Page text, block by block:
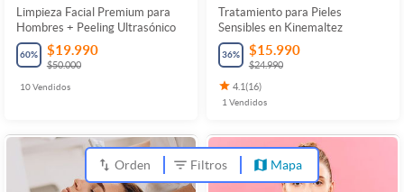
Limpieza Facial Premium para
Hombres + Peeling Ultrasónico
60% $19.990
$50.000
10Vendidos
Tratamiento para Pieles
Sensibles en Kinemaltez
36% $15.990
$24.990
4.1(16)
1 Vendidos
Orden Filtros Mapa